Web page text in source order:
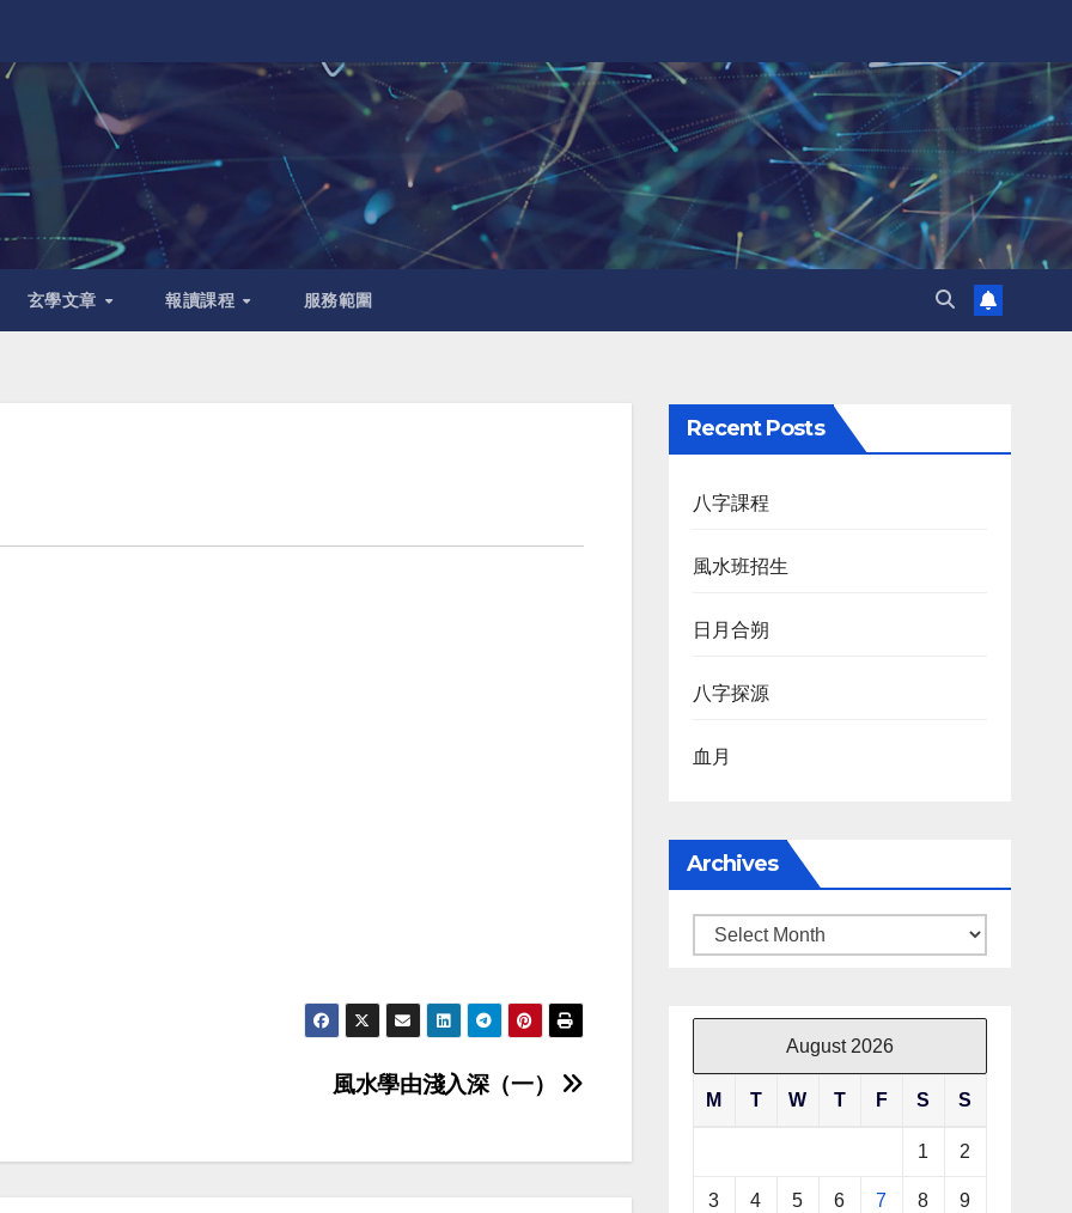
玄學文章 報讀課程 服務範圍
風水學由淺入深（一）
Recent Posts
八字課程
風水班招生
日月合朔
八字探源
血月
Archives
Archives
August 2026
M T W T F S S
1 2
3 4 5 6 7 8 9